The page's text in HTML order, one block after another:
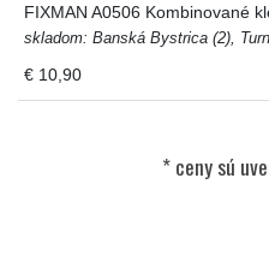
FIXMAN A0506 Kombinované
skladom: Banská Bystrica (2),
€ 10,90